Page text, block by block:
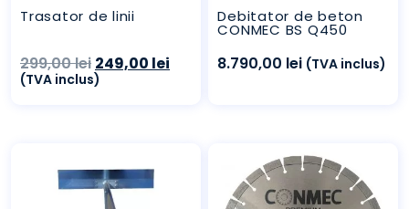
Trasator de linii
299,00lei Prețul
inițial
a
249,00 lei
(TVA inclus)
Debitator de beton
CONMEC BS Q450
8.790,00 lei (TVA inclus)